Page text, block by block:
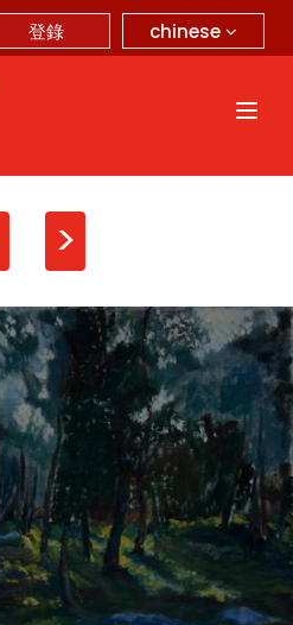
chinese
登錄
>